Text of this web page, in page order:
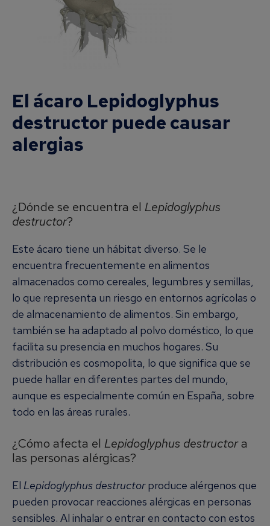
El ácaro Lepidoglyphus
destructor puede causar
alergias
¿Dónde se encuentra el Lepidoglyphus
destructor?
Este ácaro tiene un hábitat diverso. Se le
encuentra frecuentemente en alimentos
almacenados como cereales, legumbres y semillas,
lo que representa un riesgo en entornos agrícolas o
de almacenamiento de alimentos. Sin embargo,
también se ha adaptado al polvo doméstico, lo que
facilita su presencia en muchos hogares. Su
distribución es cosmopolita, lo que significa que se
puede hallar en diferentes partes del mundo,
aunque es especialmente común en España, sobre
todo en las áreas rurales.
¿Cómo afecta el Lepidoglyphus destructora
las personas alérgicas?
El Lepidoglyphus destructorproduce alérgenos que
pueden provocar reacciones alérgicas en personas
sensibles. Al inhalar o entrar en contacto con estos